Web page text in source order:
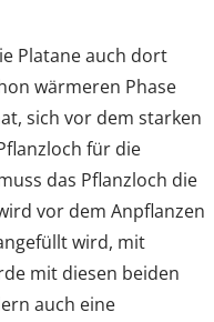
Platane auch dort
wärmeren Phase
sich vor dem starken
für die
das Pflanzloch die
vor dem Anpflanzen
wird, mit
mit diesen beiden
auch eine